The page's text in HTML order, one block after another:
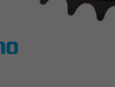
Shimano